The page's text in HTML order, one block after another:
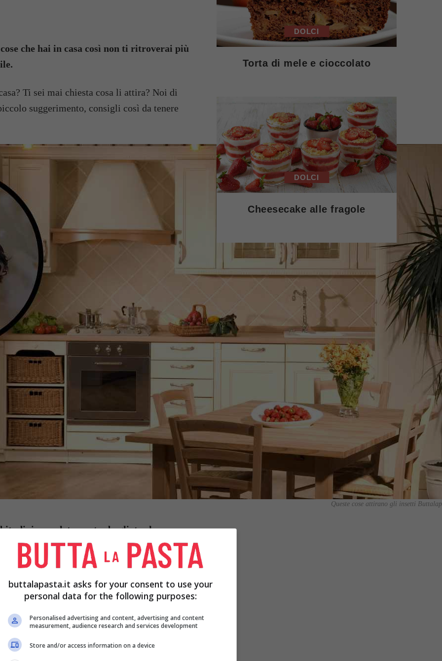
che hai in casa così non ti ritroverai più
Ti sei mai chiesta cosa li attira? Noi di
suggerimento, consigli così da tenere
Queste cose attirano gli insetti
completamente sbagliate che possono
farli aumentare in modo esponenziale, quindi
i sapori e quando è meglio
DOLCI
Torta di mele e cioccolato
DOLCI
Cheesecake alle fragole
buttalapasta.it asks for your consent to use your
personal data for the following purposes:
Personalised advertising and content, advertising and content
measurement, audience research and services development
Store and/or access information on a device